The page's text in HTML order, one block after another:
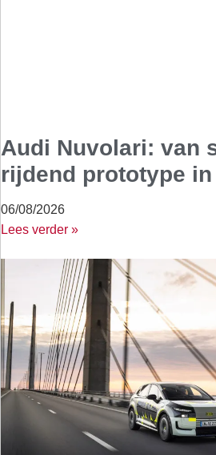
Audi Nuvolari: van
rijdend prototype in
06/08/2026
Lees verder »